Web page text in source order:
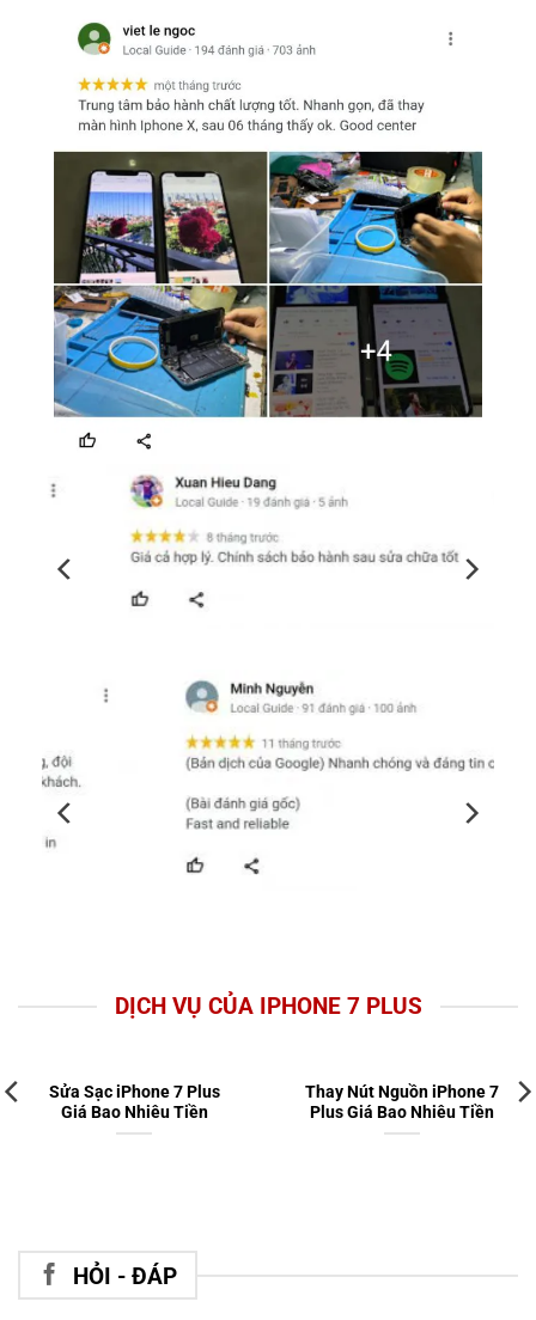
DỊCH VỤ CỦA IPHONE 7 PLUS
Sửa Sạc iPhone 7 Plus
Giá Bao Nhiêu Tiền
Thay Nút Nguồn iPhone 7
Plus Giá Bao Nhiêu Tiền
HỎI - ĐÁP